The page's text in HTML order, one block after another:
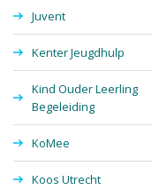
Juvent
Kenter Jeugdhulp
Kind Ouder Leerling
Begeleiding
KoMee
Koos Utrecht